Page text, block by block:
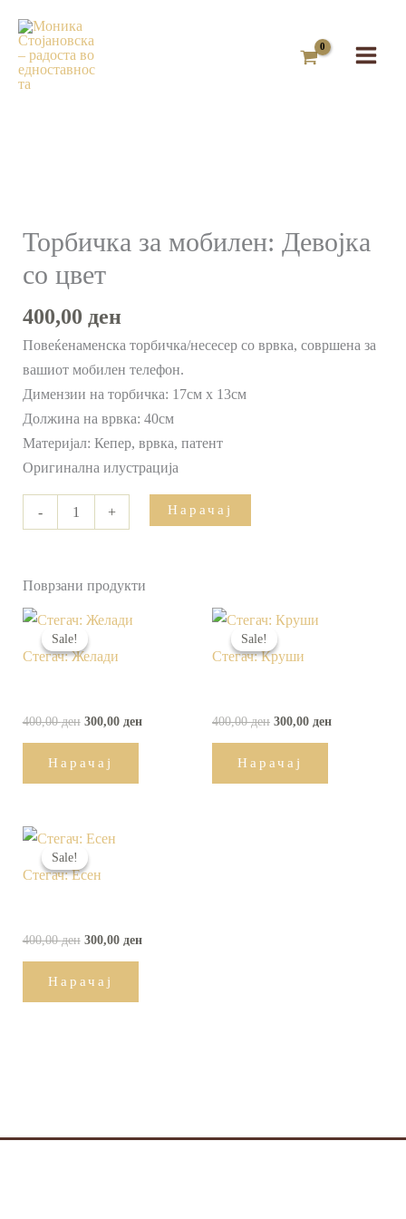
content
Торбичка за мобилен: Девојка
со цвет
400,00 ден
Повеќенаменска торбичка/несесер со врвка, совршена за
вашиот мобилен телефон.
Димензии на торбичка: 17см x 13см
Должина на врвка: 40см
Материјал: Кепер, врвка, патент
Оригинална илустрација
-
мобилен:
Девојка
со
цвет
количина
+ Нарачај
Поврзани продукти
Sale!
Sale!
Стегач: Желади
400,00ден
Original
was:
400,00 ден.
300,00 ден
Нарачај
Sale!
Sale!
Стегач: Круши
400,00ден
Original
price
was:
400,00 ден.
300,00 ден
Нарачај
Sale!
Sale!
Стегач: Есен
400,00ден
Original
was:
400,00 ден.
300,00 ден
Нарачај